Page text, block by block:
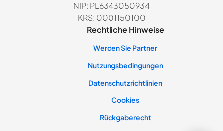
NIP: PL6343050934
KRS: 0001150100
Rechtliche Hinweise
Werden Sie Partner
Nutzungsbedingungen
Datenschutzrichtlinien
Cookies
Rückgaberecht